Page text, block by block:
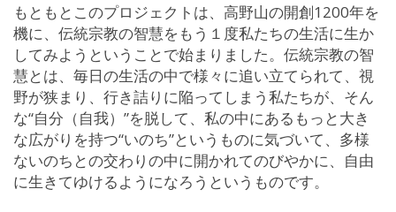
もともとこのプロジェクトは、高野山の開創1200年を
機に、伝統宗教の智慧をもう１度私たちの生活に生か
してみようということで始まりました。伝統宗教の智
慧とは、毎日の生活の中で様々に追い立てられて、視
野が狭まり、行き詰りに陥ってしまう私たちが、そん
な“自分（自我）”を脱して、私の中にあるもっと大き
な広がりを持つ“いのち”というものに気づいて、多様
ないのちとの交わりの中に開かれてのびやかに、自由
に生きてゆけるようになろうというものです。